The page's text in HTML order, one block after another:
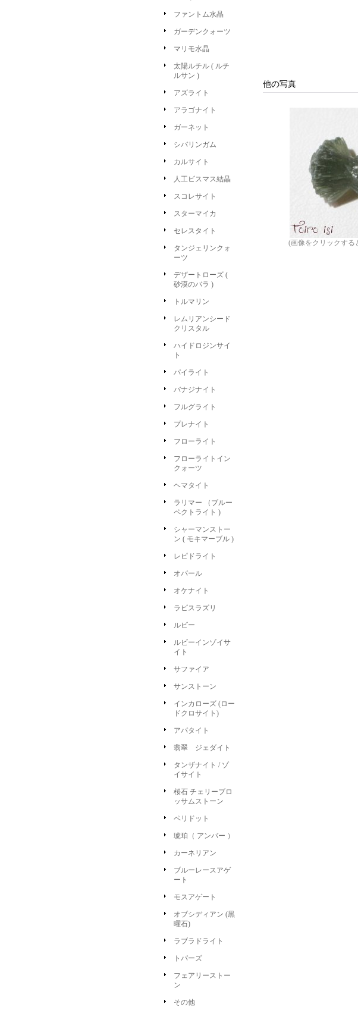
ファントム水晶
ガーデンクォーツ
マリモ水晶
太陽ルチル ( ルチ
ルサン )
アズライト
アラゴナイト
ガーネット
シバリンガム
カルサイト
人工ビスマス結晶
スコレサイト
スターマイカ
セレスタイト
タンジェリンクォ
ーツ
デザートローズ (
砂漠のバラ )
トルマリン
レムリアンシード
クリスタル
ハイドロジンサイ
ト
パイライト
バナジナイト
フルグライト
プレナイト
フローライト
フローライトイン
クォーツ
ヘマタイト
ラリマー （ブルー
ペクトライト )
シャーマンストー
ン ( モキマーブル )
レピドライト
オパール
オケナイト
ラピスラズリ
ルビー
ルビーインゾイサ
イト
サファイア
サンストーン
インカローズ (ロー
ドクロサイト)
アパタイト
翡翠 ジェダイト
タンザナイト / ゾ
イサイト
桜石 チェリーブロ
ッサムストーン
ペリドット
琥珀（ アンバー ）
カーネリアン
ブルーレースアゲ
ート
モスアゲート
オブシディアン (黒
曜石)
ラブラドライト
トパーズ
フェアリーストー
ン
その他
他の写真
(画像をクリックする